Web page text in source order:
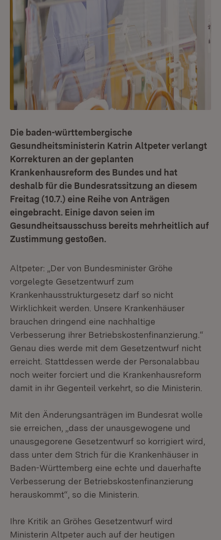
Die baden-württembergische
Gesundheitsministerin Katrin Altpeter verlangt
Korrekturen an der geplanten
Krankenhausreform des Bundes und hat
deshalb für die Bundesratssitzung an diesem
Freitag (10.7.) eine Reihe von Anträgen
eingebracht. Einige davon seien im
Gesundheitsausschuss bereits mehrheitlich auf
Zustimmung gestoßen.
Altpeter: „Der von Bundesminister Gröhe
vorgelegte Gesetzentwurf zum
Krankenhausstrukturgesetz darf so nicht
Wirklichkeit werden. Unsere Krankenhäuser
brauchen dringend eine nachhaltige
Verbesserung ihrer Betriebskostenfinanzierung.“
Genau dies werde mit dem Gesetzentwurf nicht
erreicht. Stattdessen werde der Personalabbau
noch weiter forciert und die Krankenhausreform
damit in ihr Gegenteil verkehrt, so die Ministerin.
Mit den Änderungsanträgen im Bundesrat wolle
sie erreichen, „dass der unausgewogene und
unausgegorene Gesetzentwurf so korrigiert wird,
dass unter dem Strich für die Krankenhäuser in
Baden-Württemberg eine echte und dauerhafte
Verbesserung der Betriebskostenfinanzierung
herauskommt“, so die Ministerin.
Ihre Kritik an Gröhes Gesetzentwurf wird
Ministerin Altpeter auch auf der heutigen